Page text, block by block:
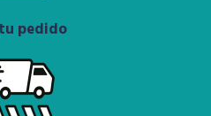
pedido